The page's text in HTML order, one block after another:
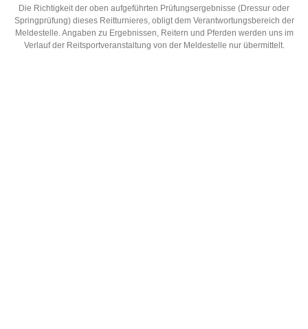
Die Richtigkeit der oben aufgeführten Prüfungsergebnisse (Dressur oder
Springprüfung) dieses Reitturnieres, obligt dem Verantwortungsbereich der
Meldestelle. Angaben zu Ergebnissen, Reitern und Pferden werden uns im
Verlauf der Reitsportveranstaltung von der Meldestelle nur übermittelt.